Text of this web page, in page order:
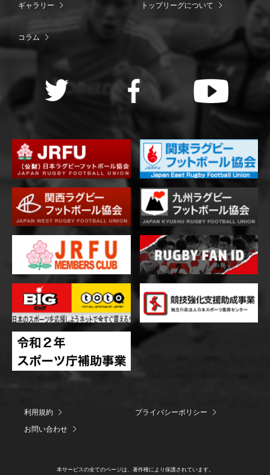
ギャラリー トップリーグについて
コラム
利用規約
プライバシーポリシー
お問い合わせ
本サービスの全てのページは、著作権により保護されています。